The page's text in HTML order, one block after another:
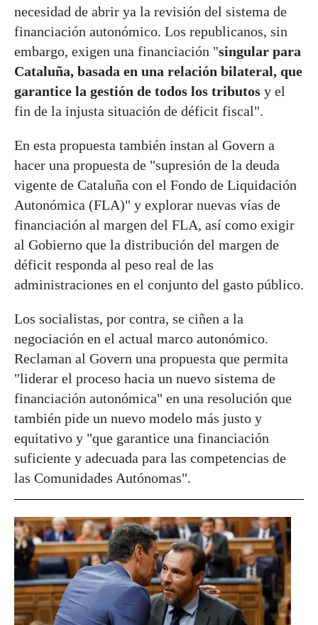
necesidad de abrir ya la revisión del sistema de
financiación autonómico. Los republicanos, sin
embargo, exigen una financiación "singular para
Cataluña, basada en una relación bilateral, que
garantice la gestión de todos los tributos y el
fin de la injusta situación de déficit fiscal".
En esta propuesta también instan al Govern a
hacer una propuesta de "supresión de la deuda
vigente de Cataluña con el Fondo de Liquidación
Autonómica (FLA)" y explorar nuevas vías de
financiación al margen del FLA, así como exigir
al Gobierno que la distribución del margen de
déficit responda al peso real de las
administraciones en el conjunto del gasto público.
Los socialistas, por contra, se ciñen a la
negociación en el actual marco autonómico.
Reclaman al Govern una propuesta que permita
"liderar el proceso hacia un nuevo sistema de
financiación autonómica" en una resolución que
también pide un nuevo modelo más justo y
equitativo y "que garantice una financiación
suficiente y adecuada para las competencias de
las Comunidades Autónomas".